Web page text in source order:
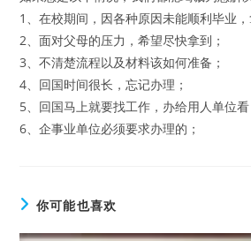
1、在校期间，因各种原因未能顺利毕业
2、面对父母的压力，希望尽快拿到；
3、不清楚流程以及材料该如何准备；
4、回国时间很长，忘记办理；
5、回国马上就要找工作，办给用人单位看
6、企事业单位必须要求办理的；
你可能也喜欢